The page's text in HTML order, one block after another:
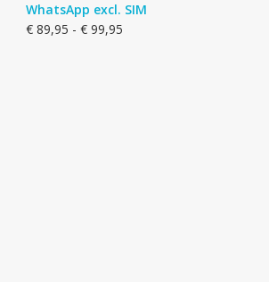
WhatsApp excl. SIM
€89,95 - €99,95Prijsklasse: